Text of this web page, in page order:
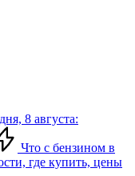
8 августа:
Что с бензином в
где купить, цены